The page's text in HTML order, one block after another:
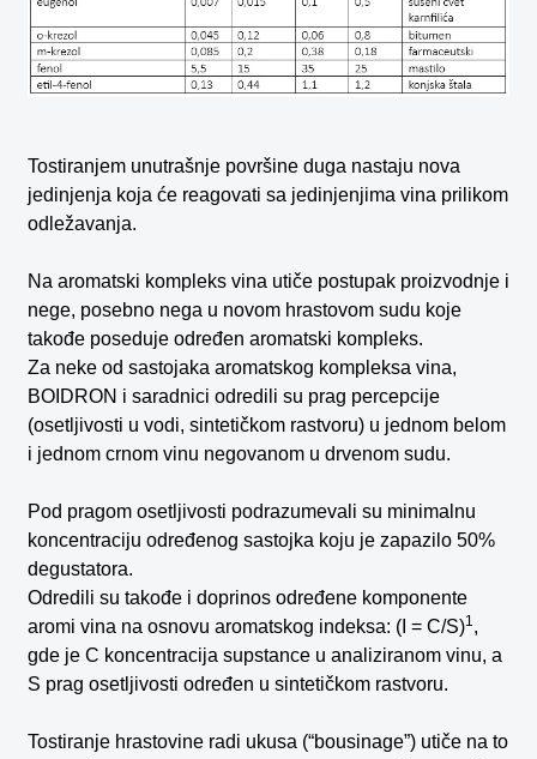
Tostiranjem unutrašnje površine duga nastaju nova
jedinjenja koja će reagovati sa jedinjenjima vina prilikom
odležavanja.
Na aromatski kompleks vina utiče postupak proizvodnje i
nege, posebno nega u novom hrastovom sudu koje
takođe poseduje određen aromatski kompleks.
Za neke od sastojaka aromatskog kompleksa vina,
BOIDRON i saradnici odredili su prag percepcije
(osetljivosti u vodi, sintetičkom rastvoru) u jednom belom
i jednom crnom vinu negovanom u drvenom sudu.
Pod pragom osetljivosti podrazumevali su minimalnu
koncentraciju određenog sastojka koju je zapazilo 50%
degustatora.
Odredili su takođe i doprinos određene komponente
aromi vina na osnovu aromatskog indeksa: (I = C/S)1,
gde je C koncentracija supstance u analiziranom vinu, a
S prag osetljivosti određen u sintetičkom rastvoru.
Tostiranje hrastovine radi ukusa (“bousinage”) utiče na to